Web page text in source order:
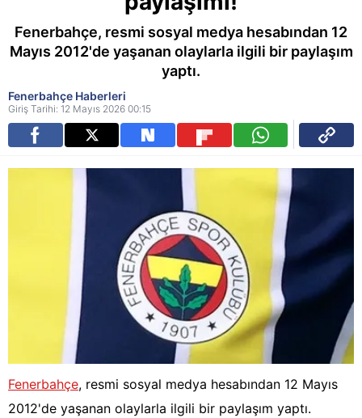
Fenerbahçe, resmi sosyal medya hesabından 12
Mayıs 2012'de yaşanan olaylarla ilgili bir paylaşım
yaptı.
Fenerbahçe Haberleri
Giriş Tarihi: 12 Mayıs 2026 00:15
Fenerbahçe, resmi sosyal medya hesabından 12 Mayıs
2012'de yaşanan olaylarla ilgili bir paylaşım yaptı.